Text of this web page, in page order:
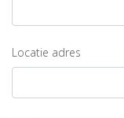
Locatie adres